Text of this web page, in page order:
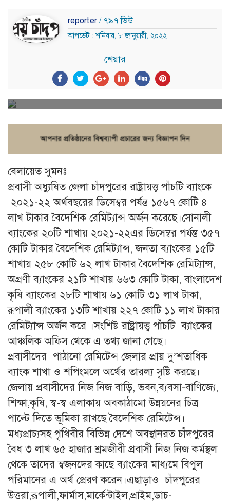
reporter / ৭৯৭ ভিউ
আপডেট : শনিবার, ৮ জানুয়ারী, ২০২২
শেয়ার
বেলায়েত সুমনঃ
প্রবাসী অধ্যুষিত জেলা চাঁদপুরের রাষ্ট্রায়ত্ত্ব পাঁচটি ব্যাংকে
২০২১-২২ অর্থবছরের ডিসেম্বর পর্যন্ত ১৫৬৭ কোটি ৪
লাখ টাকার বৈদেশিক রেমিট্যান্স অর্জন করেছে।সোনালী
ব্যাংকের ২০টি শাখায় ২০২১-২২এর ডিসেম্বর পর্যন্ত ৩৫৭
কোটি টাকার বৈদেশিক রেমিট্যান্স, জনতা ব্যাংকের ১৫টি
শাখায় ২৫৮ কোটি ৬২ লাখ টাকার বৈদেশিক রেমিট্যান্স,
অগ্রণী ব্যাংকের ২১টি শাখায় ৬৬৩ কোটি টাকা, বাংলাদেশ
কৃষি ব্যাংকের ২৮টি শাখায় ৬১ কোটি ৩১ লাখ টাকা,
রূপালী ব্যাংকের ১৩টি শাখায় ২২৭ কোটি ১১ লাখ টাকার
রেমিট্যান্স অর্জন করে ।সংশিষ্ট রাষ্ট্রায়ত্ত্ব পাঁচটি ব্যাংকের
আঞ্চলিক অফিস থেকে এ তথ্য জানা গেছে।
প্রবাসীদের পাঠানো রেমিটেন্স জেলার প্রায় দু’শতাধিক
ব্যাংক শাখা ও শপিংমলে অর্থের তারল্য সৃষ্টি করছে।
জেলায় প্রবাসীদের নিজ নিজ বাড়ি, ভবন,ব্যবসা-বাণিজ্যে,
শিক্ষা,কৃষি, স্ব-স্ব এলাকায় অবকাঠামো উন্নয়নের চিত্র
পাল্টে দিতে ভূমিকা রাখছে বৈদেশিক রেমিটেন্স।
মধ্যপ্রাচ্যসহ পৃথিবীর বিভিন্ন দেশে অবস্থানরত চাঁদপুরের
বৈধ ৩ লাখ ৬৫ হাজার শ্রমজীবী প্রবাসী নিজ নিজ কর্মস্থল
থেকে তাদের স্বজনদের কাছে ব্যাংকের মাধ্যমে বিপুল
পরিমানের এ অর্থ প্রেরণ করেন।এছাড়াও চাঁদপুরের
উত্তরা,রূপালী,ফার্মাস,মার্কেন্টাইল,প্রাইম,ডাচ-